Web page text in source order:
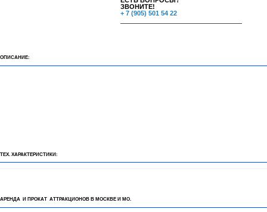
ЗВОНИТЕ!
+ 7 (905) 501 54 22
ОПИСАНИЕ:
ТЕХ. ХАРАКТЕРИСТИКИ:
АРЕНДА И ПРОКАТ АТТРАКЦИОНОВ В МОСКВЕ И МО.